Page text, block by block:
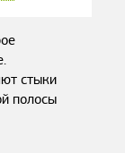
стыки
полосы